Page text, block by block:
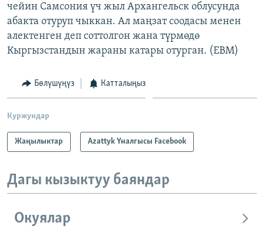
чейин Самсония үч жыл Архангельск облусунда
абакта отуруп чыккан. Ал маңзат соодасы менен
алектенген деп соттолгон жана түрмөдө
Кыргызстандын жараны катары отурган. (EBM)
Бөлүшүңүз Катталыңыз
Куржундар
Жаңылыктар Azattyk Үналгысы Facebook
Дагы кызыктуу баяндар
Окуялар